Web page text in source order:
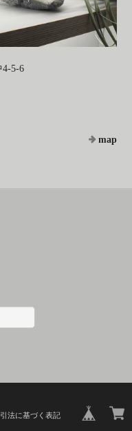
5-6
map
法に基づく表記